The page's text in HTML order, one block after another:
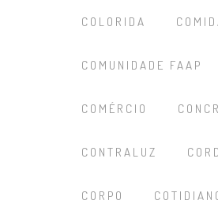
COLORIDA
COMUNIDADE FAAP
COMÉRCIO
CONTRALUZ
CORPO